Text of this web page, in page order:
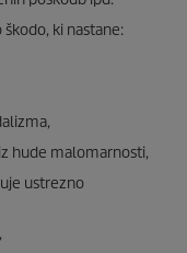
ki nastane:
hude malomarnosti,
ustrezno